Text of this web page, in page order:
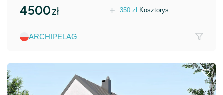
4500zł 350 zł Kosztorys
ARCHIPELAG